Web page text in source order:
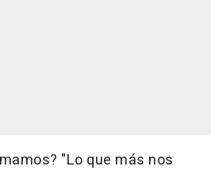
"Lo que más nos